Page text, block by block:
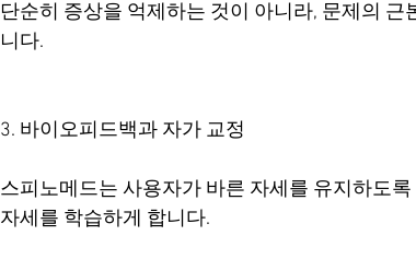
단순히 증상을 억제하는 것이 아니라, 문제의
니다.
3. 바이오피드백과 자가 교정
스피노메드는 사용자가 바른 자세를 유지하도
자세를 학습하게 합니다.